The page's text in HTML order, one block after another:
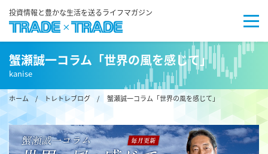
投資情報と豊かな生活を送るライフマガジン
蟹瀬誠一コラム「世界の風を感じて」
kanise
ホーム/ トレトレブログ / 蟹瀬誠一コラム「世界の風を感じて」